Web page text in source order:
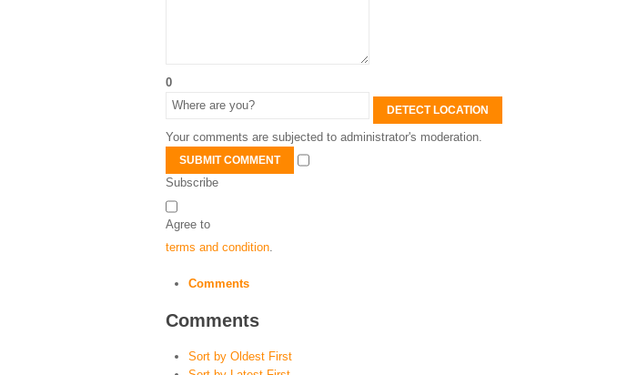
0
DETECT LOCATION
Your comments are subjected to administrator's moderation.
SUBMIT COMMENT
Subscribe
Agree to
terms and condition
Comments
Comments
Sort by Oldest First